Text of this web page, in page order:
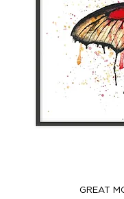
GREAT